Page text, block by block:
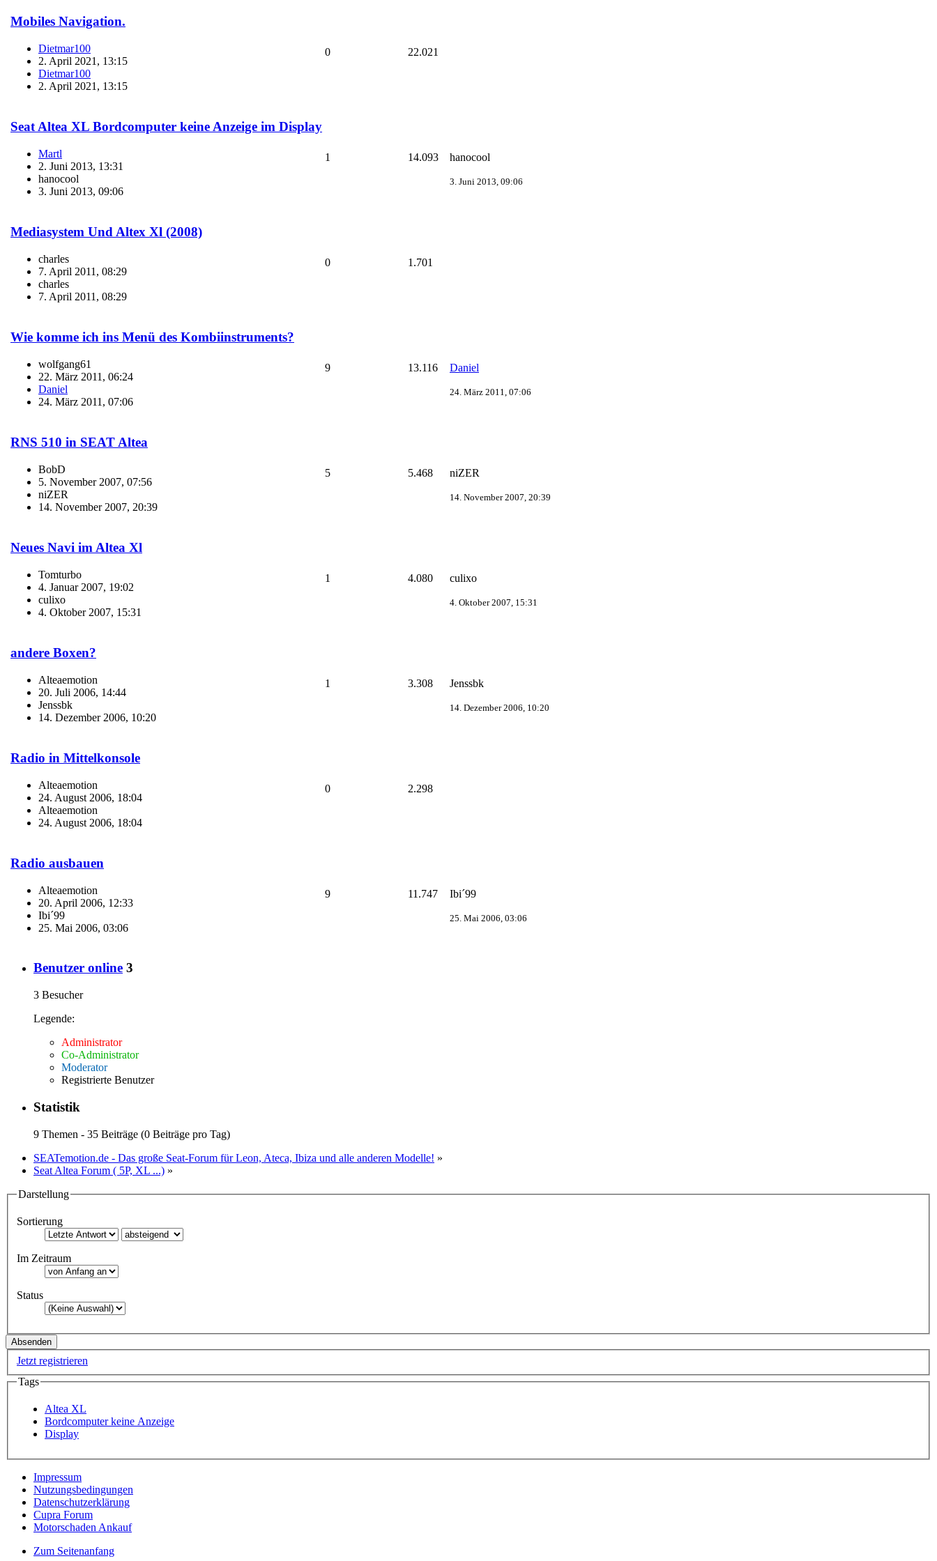
Mobiles Navigation.
Dietmar100
2. April 2021, 13:15
Dietmar100
2. April 2021, 13:15
0 22.021
Seat Altea XL Bordcomputer keine Anzeige im Display
Martl
2. Juni 2013, 13:31
hanocool
3. Juni 2013, 09:06
1 14.093 hanocool
3. Juni 2013, 09:06
Mediasystem Und Altex Xl (2008)
charles
7. April 2011, 08:29
charles
7. April 2011, 08:29
0 1.701
Wie komme ich ins Menü des Kombiinstruments?
wolfgang61
22. März 2011, 06:24
Daniel
24. März 2011, 07:06
9 13.116 Daniel
24. März 2011, 07:06
RNS 510 in SEAT Altea
BobD
5. November 2007, 07:56
niZER
14. November 2007, 20:39
5 5.468 niZER
14. November 2007, 20:39
Neues Navi im Altea Xl
Tomturbo
4. Januar 2007, 19:02
culixo
4. Oktober 2007, 15:31
1 4.080 culixo
4. Oktober 2007, 15:31
andere Boxen?
Alteaemotion
20. Juli 2006, 14:44
Jenssbk
14. Dezember 2006, 10:20
1 3.308 Jenssbk
14. Dezember 2006, 10:20
Radio in Mittelkonsole
Alteaemotion
24. August 2006, 18:04
Alteaemotion
24. August 2006, 18:04
0 2.298
Radio ausbauen
Alteaemotion
20. April 2006, 12:33
Ibi´99
25. Mai 2006, 03:06
9 11.747 Ibi´99
25. Mai 2006, 03:06
Benutzer online 3
3 Besucher
Legende:
Administrator
Co-Administrator
Moderator
Registrierte Benutzer
Statistik
9 Themen - 35 Beiträge (0 Beiträge pro Tag)
SEATemotion.de - Das große Seat-Forum für Leon, Ateca, Ibiza und alle anderen Modelle! »
Seat Altea Forum ( 5P, XL ...) »
Darstellung
Sortierung
Im Zeitraum
Status
Jetzt registrieren
Tags
Altea XL
Bordcomputer keine Anzeige
Display
Impressum
Nutzungsbedingungen
Datenschutzerklärung
Cupra Forum
Motorschaden Ankauf
Zum Seitenanfang